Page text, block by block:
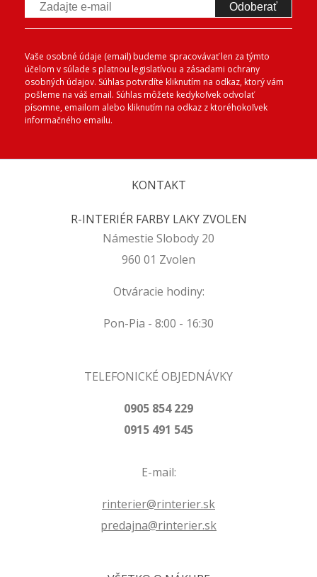
Odoberať
Vaše osobné údaje (email) budeme spracovávať len za týmto
účelom v súlade s platnou legislatívou a zásadami ochrany
osobných údajov. Súhlas potvrdíte kliknutím na odkaz, ktorý vám
pošleme na váš email. Súhlas môžete kedykoľvek odvolať
písomne, emailom alebo kliknutím na odkaz z ktoréhokoľvek
informačného emailu.
KONTAKT
R-INTERIÉR FARBY LAKY ZVOLEN
Námestie Slobody 20
960 01 Zvolen
Otváracie hodiny:
Pon-Pia - 8:00 - 16:30
TELEFONICKÉ OBJEDNÁVKY
0905 854 229
0915 491 545
E-mail:
rinterier@rinterier.sk
predajna@rinterier.sk